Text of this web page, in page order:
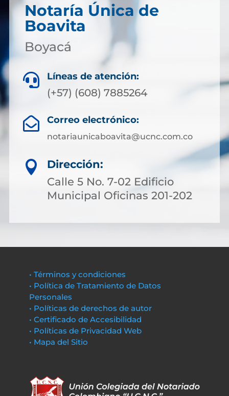
Notaría Única de
Boavita
Boyacá
 Líneas de atención:
(+57) (608) 7885264
 Correo electrónico:
notariaunicaboavita@ucnc.com.co

Dirección:
Calle 5 No. 7-02 Edificio
Municipal Oficinas 201-202
• Términos y condiciones
• Política de Tratamiento de Datos
Personales
• Políticas de derechos de autor
• Certificado de Accesibilidad
• Políticas de Privacidad Web
• Mapa del Sitio